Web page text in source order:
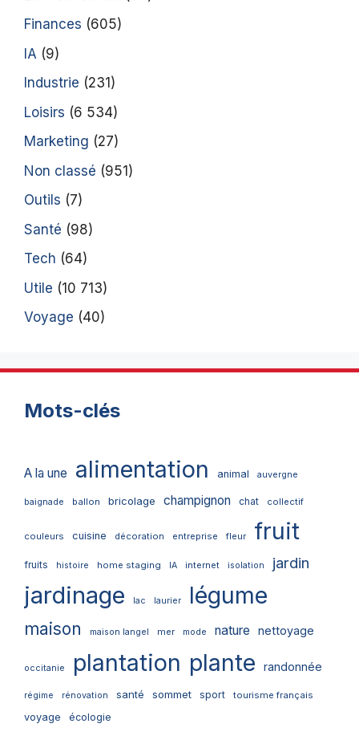
Finances (605)
IA (9)
Industrie (231)
Loisirs (6 534)
Marketing (27)
Non classé (951)
Outils (7)
Santé (98)
Tech (64)
Utile (10 713)
Voyage (40)
Mots-clés
A la une alimentation animal auvergne
baignade ballon bricolage champignon chat collectif
couleurs cuisine décoration entreprise fleur fruit
fruits histoire home staging IA internet isolation jardin
jardinage lac laurier légume
maison maison langel mer mode nature nettoyage
occitanie plantation plante randonnée
régime rénovation santé sommet sport tourisme français
voyage écologie